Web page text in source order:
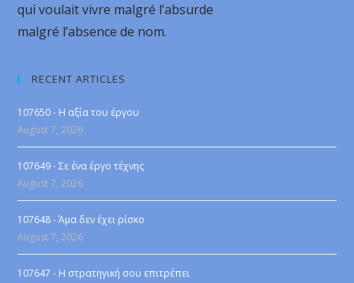
qui voulait vivre malgré l’absurde
malgré l’absence de nom.
RECENT ARTICLES
107650 - Η αξία του έργου
August 7, 2026
107649 - Σε ένα έργο τέχνης
August 7, 2026
107648 - Άμα δεν έχει ρίσκο
August 7, 2026
107647 - Η στρατηγική σου επιτρέπει